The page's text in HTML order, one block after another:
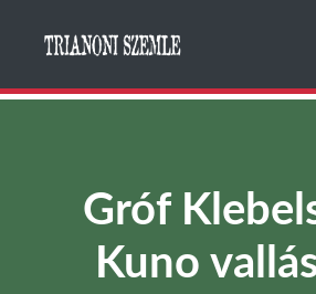
Gróf
Kuno